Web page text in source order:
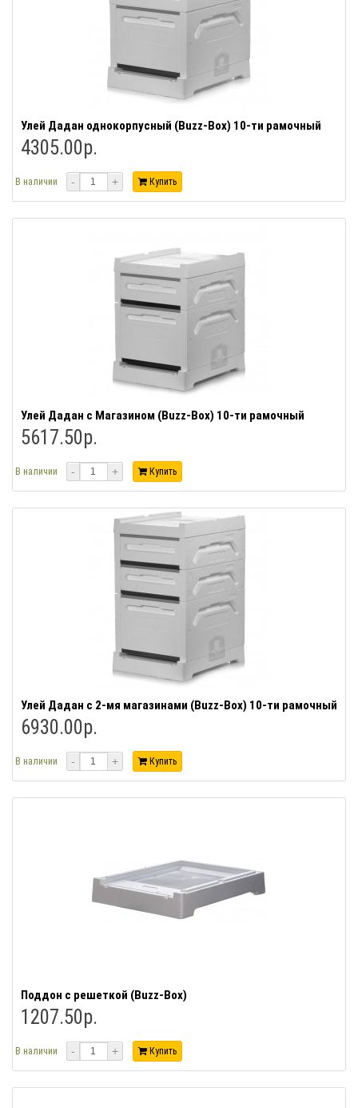
Улей Дадан однокорпусный (Buzz-Box) 10-ти рамочный
4305.00р.
В наличии - + Купить
Улей Дадан с Магазином (Buzz-Box) 10-ти рамочный
5617.50р.
В наличии - + Купить
Улей Дадан с 2-мя магазинами (Buzz-Box) 10-ти рамочный
6930.00р.
В наличии - + Купить
Поддон с решеткой (Buzz-Box)
1207.50р.
В наличии - + Купить